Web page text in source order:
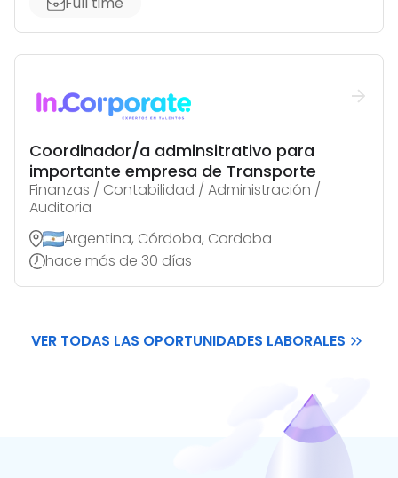
Coordinador/a adminsitrativo para
importante empresa de Transporte
Finanzas / Contabilidad / Administración /
Auditoria
Argentina, Córdoba, Cordoba
hace más de 30 días
VER TODAS LAS OPORTUNIDADES LABORALES